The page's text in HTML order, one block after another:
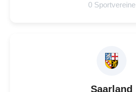
0 Sportvereine
Saarland